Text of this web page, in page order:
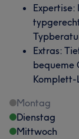
Extras:
bequeme
Komplett-
Montag
Dienstag
Mittwoch